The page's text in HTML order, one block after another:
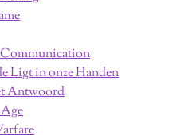
Ligt in onze Handen
Antwoord